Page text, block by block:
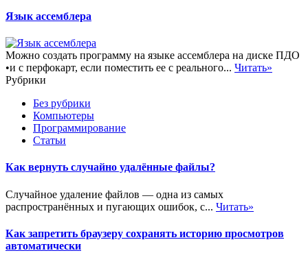
Язык ассемблера
Можно создать программу на языке ассемблера на диске ПДО
•и с перфокарт, если поместить ее с реального... Читать»
Рубрики
Без рубрики
Компьютеры
Программирование
Статьи
Как вернуть случайно удалённые файлы?
Случайное удаление файлов — одна из самых
распространённых и пугающих ошибок, с... Читать»
Как запретить браузеру сохранять историю просмотров
автоматически